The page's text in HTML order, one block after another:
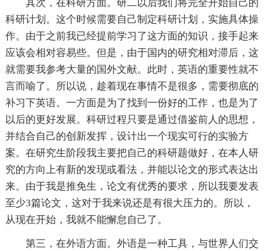
其次，在科研方面。研二以后我们将完全开始自己的
科研计划。这个时候需要自己制定科研计划，实施具体操
作。由于之前我已经提前学习了这方面的知识，接手起来
应该会相对容易些。但是，由于国内的研究相对滞后，这
就需要我参考大量的国外文献。此时，英语的重要性就不
言而喻了。所以说，趁着现在事情不是很多，需要彻底的
补习下英语。一方面是为了找到一份好的工作，也是为了
以后的更好发展。科研过程只要是通过借鉴前人的思想，
并结合自己的创新发挥，设计出一个现实可行的实验方
案。在研究生阶段我主要把自己的科研题做好，在本人研
究的方向上有新的发现或看法，并能以论文的形式表达出
来。由于我是推免生，论文有优秀的要求，所以我要发表
至少3篇论文，这对于我来说还是有很大压力的。所以，
从现在开始，我就不能懈怠自己了。
第三，在外语方面。外语是一种工具，与世界人们交